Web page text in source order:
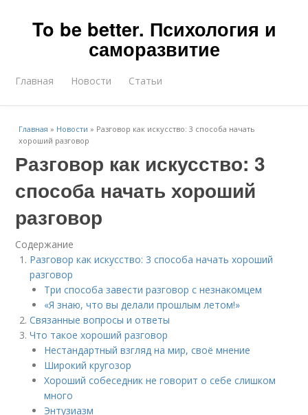
To be better. Психология и
саморазвитие
Главная Новости Статьи
Главная » Новости » Разговор как искусство: 3 способа начать
хороший разговор
Разговор как искусство: 3
способа начать хороший
разговор
Содержание
Разговор как искусство: 3 способа начать хороший
разговор
Три способа завести разговор с незнакомцем
«Я знаю, что вы делали прошлым летом!»
Связанные вопросы и ответы
Что такое хороший разговор
Нестандартный взгляд на мир, своё мнение
Широкий кругозор
Хороший собеседник не говорит о себе слишком
много
Энтузиазм